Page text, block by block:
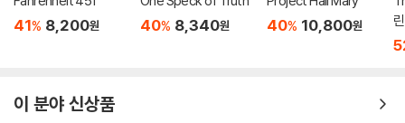
41% 8,200원 40% 8,340원 40% 10,800원
이 분야 신상품